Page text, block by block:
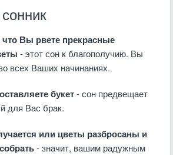
Вы рвете прекрасные
- этот сон к благополучию. Вы
всех Ваших начинаниях.
букет- сон предвещает
для Вас брак.
или цветы разбросаны и
- значит, вашим радужным